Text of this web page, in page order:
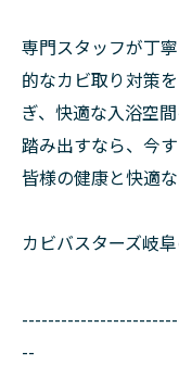
専門スタッフが丁
的なカビ取り対策
ぎ、快適な入浴空
踏み出すなら、今
皆様の健康と快適
カビバスターズ岐
--